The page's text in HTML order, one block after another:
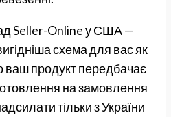
Seller-Online у США —
схема для вас як
продукт передбачає
на замовлення
тільки з України